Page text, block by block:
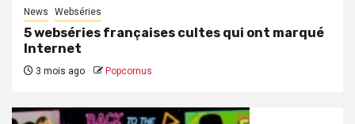
News Webséries
5 webséries françaises cultes qui ont marqué
Internet
3 mois ago Popcornus